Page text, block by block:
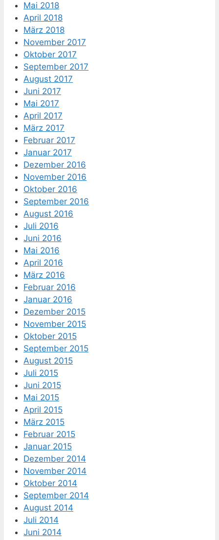
Mai 2018
April 2018
März 2018
November 2017
Oktober 2017
September 2017
August 2017
Juni 2017
Mai 2017
April 2017
März 2017
Februar 2017
Januar 2017
Dezember 2016
November 2016
Oktober 2016
September 2016
August 2016
Juli 2016
Juni 2016
Mai 2016
April 2016
März 2016
Februar 2016
Januar 2016
Dezember 2015
November 2015
Oktober 2015
September 2015
August 2015
Juli 2015
Juni 2015
Mai 2015
April 2015
März 2015
Februar 2015
Januar 2015
Dezember 2014
November 2014
Oktober 2014
September 2014
August 2014
Juli 2014
Juni 2014